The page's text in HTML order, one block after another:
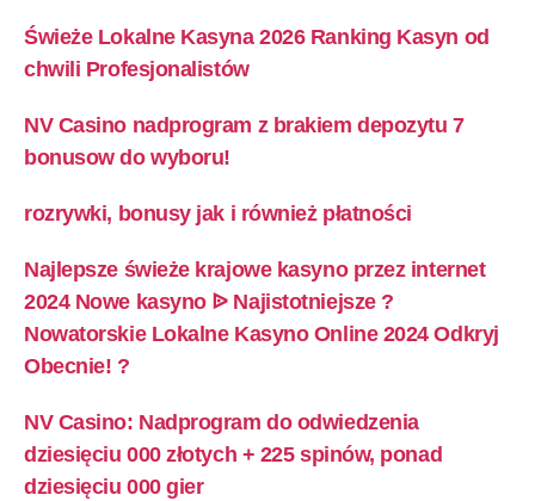
Świeże Lokalne Kasyna 2026 Ranking Kasyn od
chwili Profesjonalistów
NV Casino nadprogram z brakiem depozytu 7
bonusow do wyboru!
rozrywki, bonusy jak i również płatności
Najlepsze świeże krajowe kasyno przez internet
2024 Nowe kasyno ᐉ Najistotniejsze ?
Nowatorskie Lokalne Kasyno Online 2024 Odkryj
Obecnie! ?
NV Casino: Nadprogram do odwiedzenia
dziesięciu 000 złotych + 225 spinów, ponad
dziesięciu 000 gier